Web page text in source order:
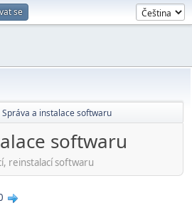
se
Správa a instalace softwaru
softwaru
reinstalací softwaru